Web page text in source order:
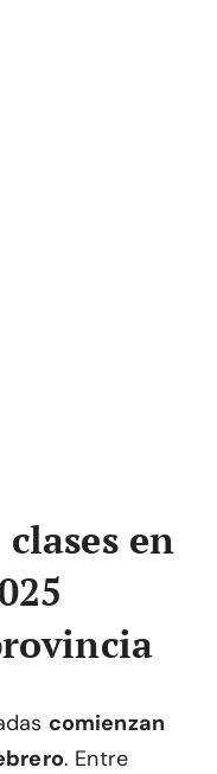
en
comienzan
. Entre